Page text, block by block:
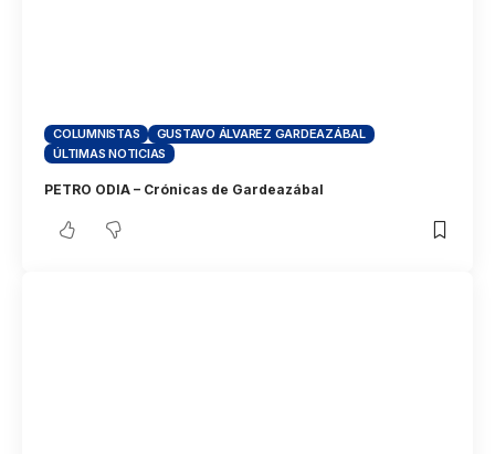
COLUMNISTAS
GUSTAVO ÁLVAREZ GARDEAZÁBAL
ÚLTIMAS NOTICIAS
PETRO ODIA – Crónicas de Gardeazábal